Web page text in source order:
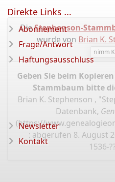
DieStephenson-
wurde von Brian K.
nimm
Geben Sie beim
Stammbaum bitte
Brian K. Stephenson ,
Datenbank,
(https://
: abgerufen 8. August
1536-
Direkte Links ...
Abonnement
Frage/Antwort
Haftungsausschluss
Newsletter
Kontakt